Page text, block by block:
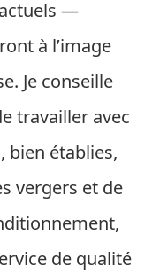
—
à l’image
Je conseille
travailler avec
bien établies,
vergers et de
de qualité